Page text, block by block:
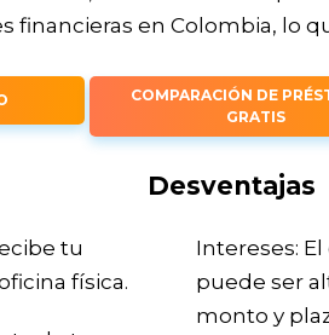
financieras en Colombia, lo
COMPARACIÓN DE
GRATIS
tu
física.
Desventajas
Intereses:
puede ser
monto y